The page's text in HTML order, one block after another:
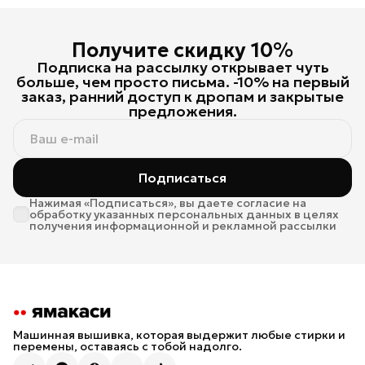
Получите скидку 10%
Подписка на рассылку открывает чуть
больше, чем просто письма. -10% на первый
заказ, ранний доступ к дропам и закрытые
предложения.
Подписаться
Нажимая «Подписаться», вы даете согласие на
обработку указанных персональных данных в целях
получения информационной и рекламной рассылки
Машинная вышивка, которая выдержит любые стирки и
перемены, оставаясь с тобой надолго.